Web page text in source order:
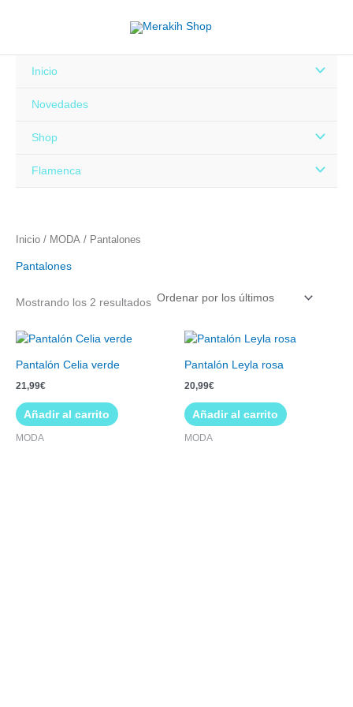
Inicio Alternar
Novedades
Shop Alternar
menú
Flamenca Alternar
Inicio / MODA / Pantalones
Pantalones
Mostrando los 2 resultados
los
Pantalón Celia verde
21,99€
Añadir al carrito
MODA
Pantalón Leyla rosa
20,99€
Añadir al carrito
MODA